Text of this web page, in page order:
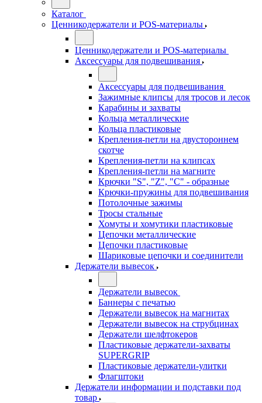
Каталог
Ценникодержатели и POS-материалы
Ценникодержатели и POS-материалы
Аксессуары для подвешивания
Аксессуары для подвешивания
Зажимные клипсы для тросов и лесок
Карабины и захваты
Кольца металлические
Кольца пластиковые
Крепления-петли на двустороннем
скотче
Крепления-петли на клипсах
Крепления-петли на магните
Крючки "S", "Z", "C" - образные
Крючки-пружины для подвешивания
Потолочные зажимы
Тросы стальные
Хомуты и хомутики пластиковые
Цепочки металлические
Цепочки пластиковые
Шариковые цепочки и соединители
Держатели вывесок
Держатели вывесок
Баннеры с печатью
Держатели вывесок на магнитах
Держатели вывесок на струбцинах
Держатели шелфтокеров
Пластиковые держатели-захваты
SUPERGRIP
Пластиковые держатели-улитки
Флагштоки
Держатели информации и подставки под
товар